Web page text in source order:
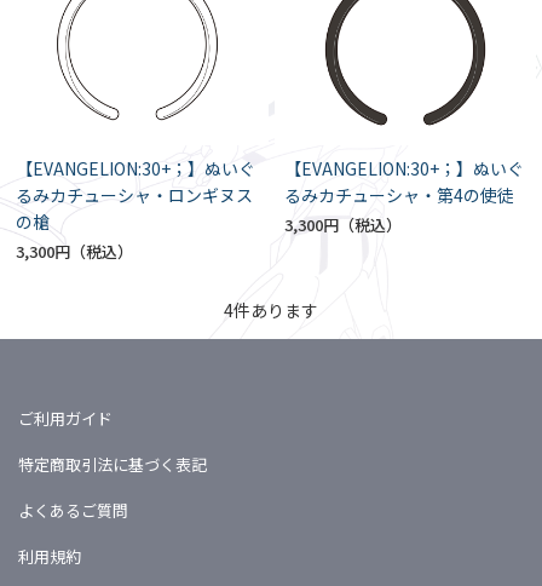
【EVANGELION:30+；】ぬいぐ
るみカチューシャ・ロンギヌス
の槍
3,300円
【EVANGELION:30+；】ぬいぐ
るみカチューシャ・第4の使徒
3,300円
4件あります
ご利用ガイド
特定商取引法に基づく表記
よくあるご質問
利用規約